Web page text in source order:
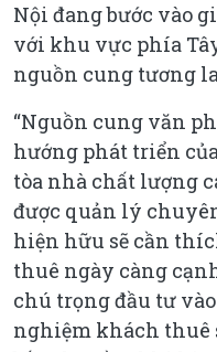
Nội đang bước vào
với khu vực phía
nguồn cung tương
“Nguồn cung văn
hướng phát triển
tòa nhà chất lượng
được quản lý
hiện hữu sẽ cần
thuê ngày càng
chú trọng đầu tư
nghiệm khách thuê